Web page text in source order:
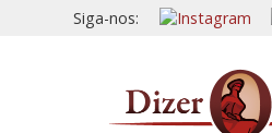
Siga-nos: